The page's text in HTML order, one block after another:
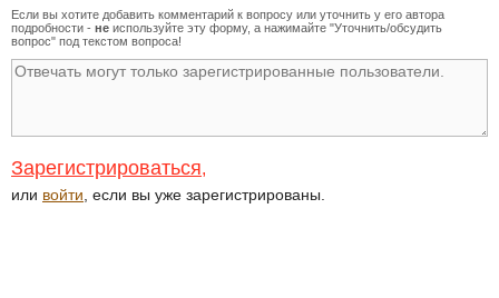
Если вы хотите добавить комментарий к вопросу или уточнить у его автора
подробности - не используйте эту форму, а нажимайте "Уточнить/обсудить
вопрос" под текстом вопроса!
Зарегистрироваться,
или войти , если вы уже зарегистрированы.